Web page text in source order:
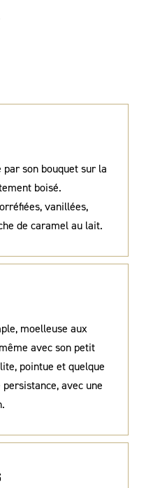
son bouquet sur la
boisé.
vanillées,
de caramel au lait.
moelleuse aux
avec son petit
pointue et quelque
avec une